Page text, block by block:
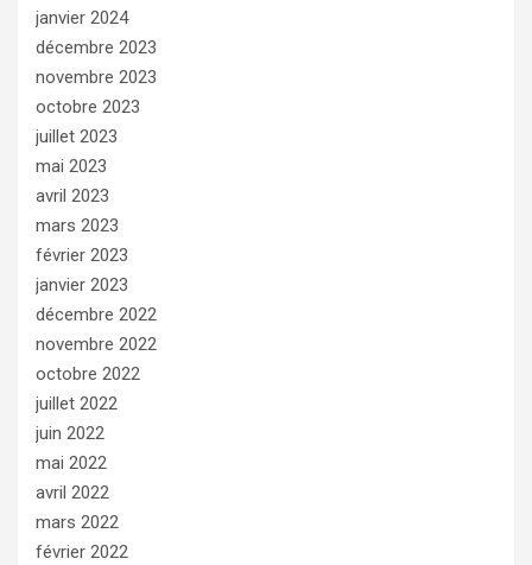
janvier 2024
décembre 2023
novembre 2023
octobre 2023
juillet 2023
mai 2023
avril 2023
mars 2023
février 2023
janvier 2023
décembre 2022
novembre 2022
octobre 2022
juillet 2022
juin 2022
mai 2022
avril 2022
mars 2022
février 2022